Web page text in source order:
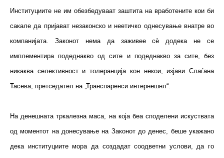
Институциите не им обезбедуваат заштита на вработените кои би
сакале да пријават незаконско и неетичко однесување внатре во
компанијата. Законот нема да заживее сè додека не се
имплементира подеднакво од сите и подеднакво за сите, без
никаква селективност и толеранција кон некои, изјави Слаѓана
Тасева, претседател на „Транспаренси интернешнл“.
На денешната тркалезна маса, на која беа споделени искуствата
од моментот на донесување на Законот до денес, беше укажано
дека институциите мора да создадат соодветни услови, да го